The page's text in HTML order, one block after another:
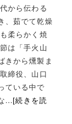
から伝わる
、茹でて乾燥
柔らかく焼
は「手火山
きから燻製ま
締役、山口
ている中で
...[続きを読